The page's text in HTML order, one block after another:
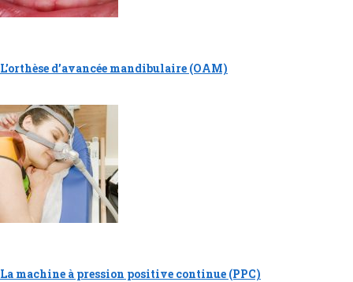
L’orthèse d’avancée mandibulaire (OAM)
La machine à pression positive continue (PPC)